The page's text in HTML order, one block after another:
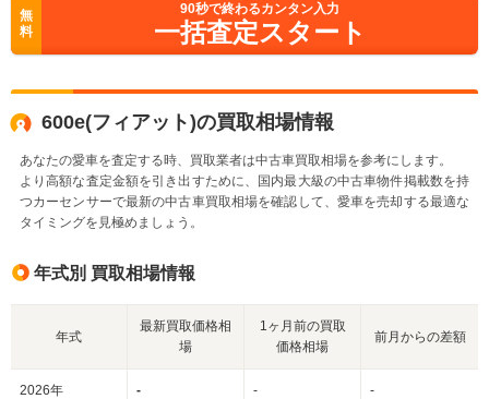
無
料
90秒で終わるカンタン入力
一括査定スタート
600e(フィアット)の買取相場情報
あなたの愛車を査定する時、買取業者は中古車買取相場を参考にします。
より高額な査定金額を引き出すために、国内最大級の中古車物件掲載数を持
つカーセンサーで最新の中古車買取相場を確認して、愛車を売却する最適な
タイミングを見極めましょう。
年式別 買取相場情報
年式
最新買取価格相
場
1ヶ月前の買取
価格相場
前月からの差額
2026年 - - -